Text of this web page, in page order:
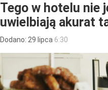
Tego w hotelu nie
uwielbiają akurat
Dodano: 29 lipca 6:30